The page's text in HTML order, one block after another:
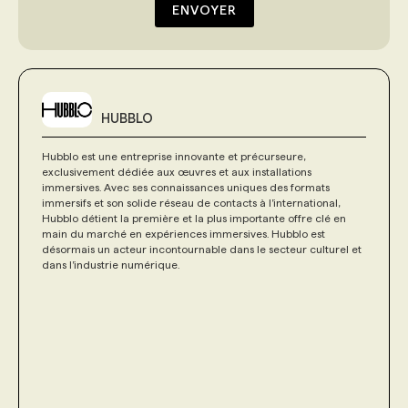
ENVOYER
HUBBLO
Hubblo est une entreprise innovante et précurseure,
exclusivement dédiée aux œuvres et aux installations
immersives. Avec ses connaissances uniques des formats
immersifs et son solide réseau de contacts à l’international,
Hubblo détient la première et la plus importante offre clé en
main du marché en expériences immersives. Hubblo est
désormais un acteur incontournable dans le secteur culturel et
dans l’industrie numérique.